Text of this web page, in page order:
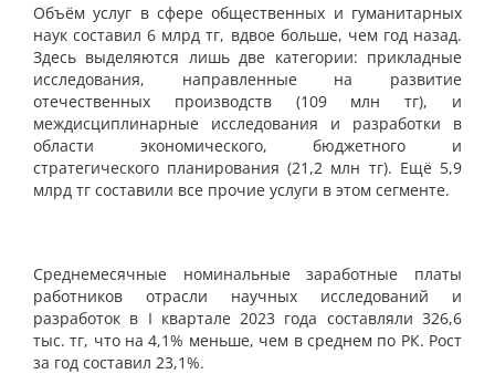
Объём услуг в сфере общественных и гуманитарных
наук составил 6 млрд тг, вдвое больше, чем год назад.
Здесь выделяются лишь две категории: прикладные
исследования, направленные на развитие
отечественных производств (109 млн тг), и
междисциплинарные исследования и разработки в
области экономического, бюджетного и
стратегического планирования (21,2 млн тг). Ещё 5,9
млрд тг составили все прочие услуги в этом сегменте.
Среднемесячные номинальные заработные платы
работников отрасли научных исследований и
разработок в I квартале 2023 года составляли 326,6
тыс. тг, что на 4,1% меньше, чем в среднем по РК. Рост
за год составил 23,1%.